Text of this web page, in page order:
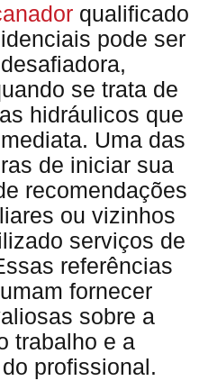
qualificado
pode ser
se trata de
hidráulicos que
Uma das
de iniciar sua
recomendações
ou vizinhos
serviços de
referências
fornecer
sobre a
trabalho e a
profissional.